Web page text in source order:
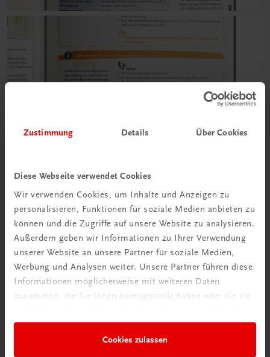
Zustimmung Details Über Cookies
Diese Webseite verwendet Cookies
Wir verwenden Cookies, um Inhalte und Anzeigen zu
personalisieren, Funktionen für soziale Medien anbieten zu
können und die Zugriffe auf unsere Website zu analysieren.
Außerdem geben wir Informationen zu Ihrer Verwendung
unserer Website an unsere Partner für soziale Medien,
Werbung und Analysen weiter. Unsere Partner führen diese
Informationen möglicherweise mit weiteren Daten
zusammen, die Sie ihnen bereitgestellt haben oder die sie
Cookies zulassen